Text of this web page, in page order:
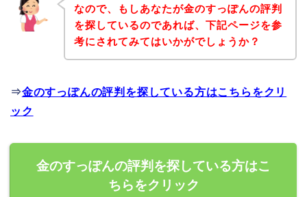
なので、もしあなたが金のすっぽんの評判
を探しているのであれば、下記ページを参
考にされてみてはいかがでしょうか？
⇒金のすっぽんの評判を探している方はこちらをクリ
ック
金のすっぽんの評判を探している方はこ
ちらをクリック